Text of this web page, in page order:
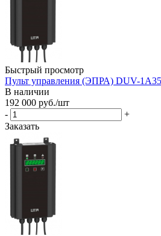
Быстрый просмотр
Пульт управления (ЭПРА) DUV-
В наличии
192 000 руб./шт
-
+
Заказать